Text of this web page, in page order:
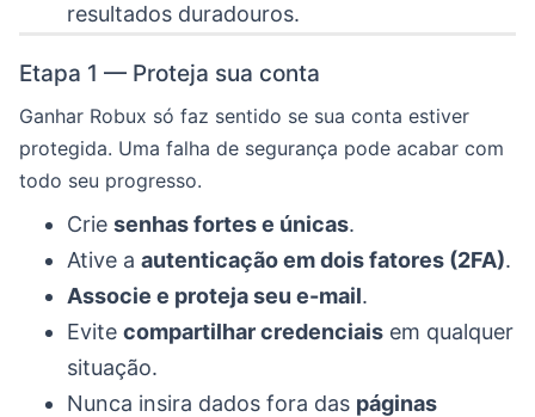
resultados duradouros.
Etapa 1 — Proteja sua conta
Ganhar Robux só faz sentido se sua conta estiver
protegida. Uma falha de segurança pode acabar com
todo seu progresso.
Crie senhas fortes e únicas.
Ative a autenticação em dois fatores (2FA).
Associe e proteja seu e-mail.
Evite compartilhar credenciais em qualquer
situação.
Nunca insira dados fora das páginas